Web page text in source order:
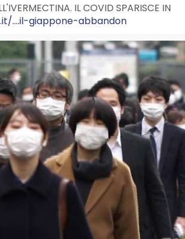
IL COVID SPARISCE IN
....il-giappone-abbandon